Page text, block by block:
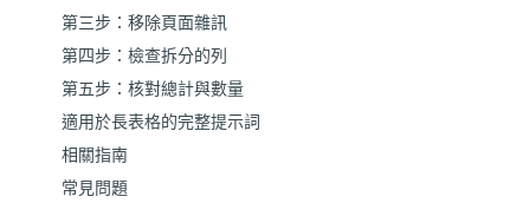
第三步：移除頁面雜訊
第四步：檢查拆分的列
第五步：核對總計與數量
適用於長表格的完整提示詞
相關指南
常見問題